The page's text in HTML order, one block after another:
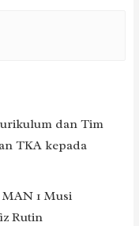
dan Tim
TKA kepada
1 Musi
Rutin